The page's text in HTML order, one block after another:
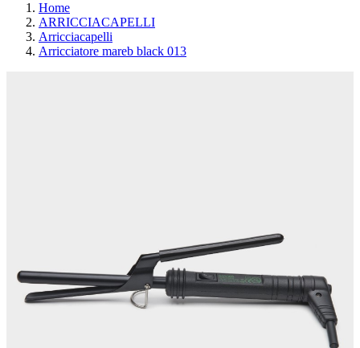
Home
ARRICCIACAPELLI
Arricciacapelli
Arricciatore mareb black 013